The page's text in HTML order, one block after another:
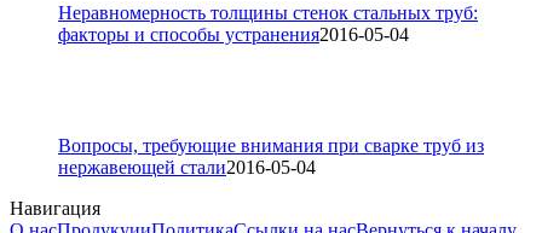
Неравномерность толщины стенок стальных труб:
факторы и способы устранения2016-05-04
Вопросы, требующие внимания при сварке труб из
нержавеющей стали2016-05-04
Навигация